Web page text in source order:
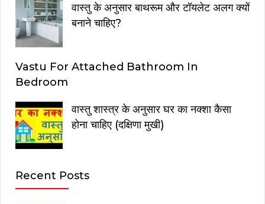
वास्तु के अनुसार बाथरूम और टॉयलेट अलग क्यों
बनाने चाहिए?
Vastu For Attached Bathroom In
Bedroom
वास्तु शास्त्र के अनुसार घर का नक्शा कैसा
होना चाहिए (दक्षिणा मुखी)
Recent Posts